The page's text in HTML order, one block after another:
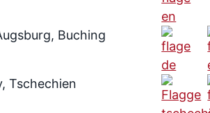
Buching
Tschechien